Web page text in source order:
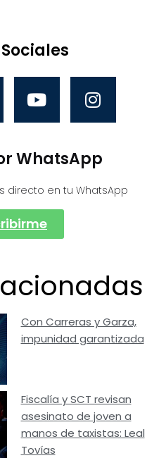
WhatsApp
directo en tu WhatsApp
Con Carreras y Garza,
impunidad garantizada
Fiscalía y SCT revisan
asesinato de joven a
manos de taxistas: Leal
Tovías